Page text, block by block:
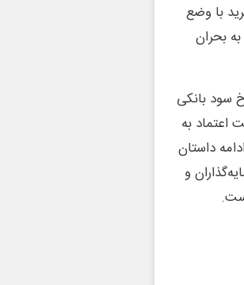
با وضع
بحران
سود بانکی
اعتماد به
تهران، ادامه داستان
و